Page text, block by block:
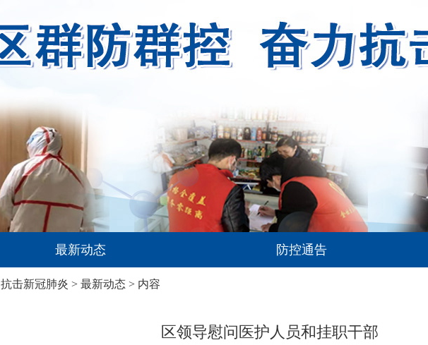
最新动态 防控通告
抗击新冠肺炎 > 最新动态 > 内容
区领导慰问医护人员和挂职干部